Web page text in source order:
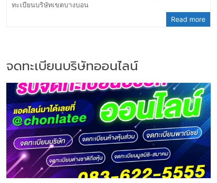
ทะเบียนบริษัทเขตบางบอน
Read more
จดทะเบียนบริษัทออนไลน์